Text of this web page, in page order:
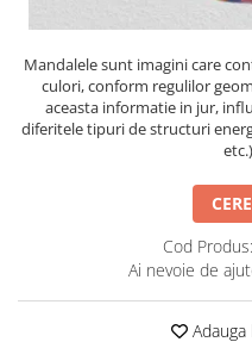
Vindecare Spirituala
Super pitici 2-5 ani
Culegeri Auxiliare
Kids Book Club
Legende istorice
Mandalele sunt imagini care
culori, conform regulilor
aceasta informatie in jur,
diferitele tipuri de structuri
Cod Produs:
Ai nevoie de
Adauga